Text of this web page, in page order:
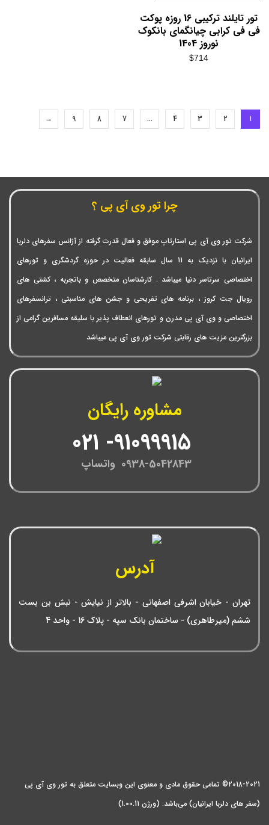
تور تایلند ترکیبی 16 روزه پوکت
فی فی کرابی چیانگمای بانکوک
نوروز 1404
$714
1
2
3
4
…
7
8
9
→
چرا تور وی آی پی ؟
شرکت تور وی آی پی استارتاپ موفق و فعال قدرت گرفته از آژانس سفرهای دلربا
ایرانیان با نزدیک به 11 سال سابقه فعالیت در حوزه گردشگری و تورهای
اختصاصی سرتاسر دنیا میباشد . کارشناسان متخصص و باتجربه ، کشتی های
رویال جت کروز ، برنامه های تفریحی و جشن های مناسبتی ، ترانسفرهای
اختصاصی و وی آی پی مدرن و تورهای انعطاف پذیر با سلیقه مسافرین گرامی از
بزرگترین مزیت های رقابتی شرکت تور وی آی پی میباشد
مشاوره رایگان
0938-5042843 واتساپ
آدرس
تهران - خیابان اشرفی اصفهانی - بالاتر از نیایش - نبش بن بست
ششم (میرطاهری) - ساختمان بانک سپه - پلاک 16 - واحد 4
2018-2021© تمامی حقوق مادی و معنوی این وبسایت متعلق به تور وی آی پی
(سفر های دلربا ایرانیان) می‌باشد. (ورژن 1.00.11)